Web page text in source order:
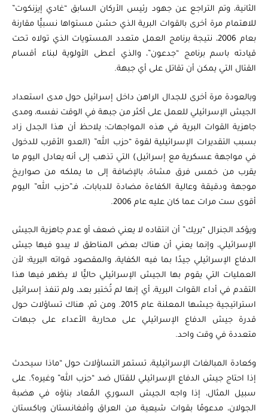
الثانية، وتم التراجع عن جهود رئيس الأركان السابق “غادي إيزنكوت”
للاهتمام مرة أخرى بالقوات البرية الذي حسّن مستواها نسبيًّا مقارنة
بعام 2006، نتيجة برنامج العمل متعدد المستويات الذي تولاه تحت
قيادته باسم برنامج “جدعون”، والذي أعطى الأولوية لبناء أقسام
القتال التي يمكن أن تقاتل على أي جبهة.
وبالعودة مرة أخرى للجدال الراهن داخل إسرائيل حول مدى استعداد
الجيش الإسرائيلي للعمل على أكثر من جبهة في الوقت نفسه، ومدى
جاهزية القوات البرية في هذه المواجهات؛ يلاحظ أن هذا الجدل زاد
بسبب التقديرات الإسرائيلية لقوة “حزب الله” (العدو الأقرب للدخول
في مواجهة عسكرية مع إسرائيل) التي تذهب إلى أنه يعادل اليوم ما
يقرب من خمس فرق مشاة، بالإضافة إلى ما يملكه من صواريخ
موجهة ودقيقة وعالية الكفاءة مضادة للدبابات، فـ”حزب الله” اليوم
أقوى ست مرات عما كان عليه عام 2006.
ويؤكد الجنرال “بريك” أن انتقاده لا يعني ضعف أو عدم جاهزية الجيش
الإسرائيلي، وإنما يعني أن هناك بعض المناطق لا يبدو فيها جيش
الدفاع الإسرائيلي جيدًا بما فيه الكفاية، والمقصود قواته البرية؛ لأن
العمليات التي يقوم بها الجيش الإسرائيلي حاليًّا لا يظهر فيها هذا
التقدم في أداء القوات البرية، أي إنها لم تُختبر بعد، ولم تنفذ إسرائيل
استراتيجية جيشها المعلنة عام 2015. ومن ثم، هناك تساؤلات حول
قدرة جيش الدفاع الإسرائيلي على محاربة الأعداء على جبهات
متعددة في وقت واحد.
وكعادة المبالغات الإسرائيلية، تستمر التساؤلات حول “ماذا سيحدث
إذا احتاج جيش الدفاع الإسرائيلي للقتال ضد “حزب الله” وغيره؟. على
سبيل المثال، إذا واجه الجيش السوري المُعاد بناؤه في هضبة
الجولان، مدعومًا بقوات شيعية من العراق وأفغانستان وباكستان